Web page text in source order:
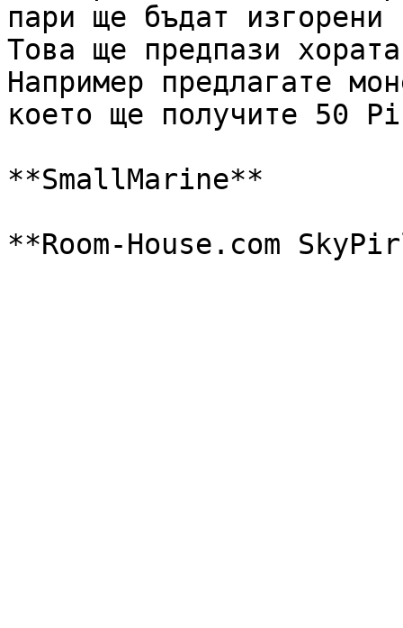
пари ще бъдат
Това ще предпази
Например предлагате
което ще получите 50
**SmallMarine**